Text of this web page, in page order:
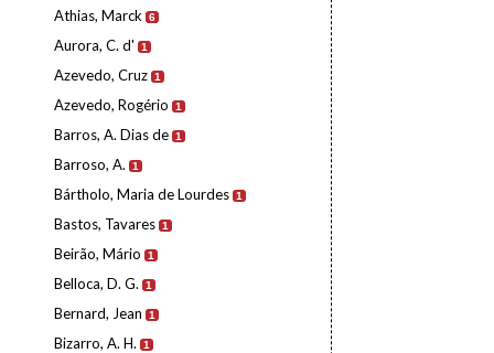
Athias, Marck 6
Aurora, C. d' 1
Azevedo, Cruz 1
Azevedo, Rogério 1
Barros, A. Dias de 1
Barroso, A. 1
Bártholo, Maria de Lourdes 1
Bastos, Tavares 1
Beirão, Mário 1
Belloca, D. G. 1
Bernard, Jean 1
Bizarro, A. H. 1